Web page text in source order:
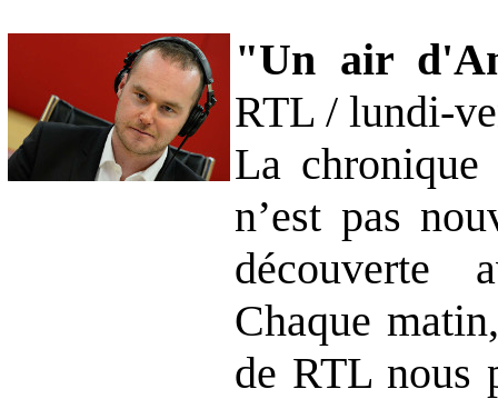
"Un air
RTL / lundi-
La
n’est pas
découverte
Chaque
de RTL nous